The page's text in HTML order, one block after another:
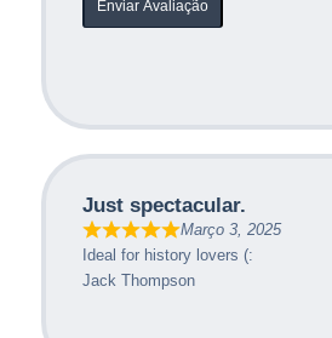
Enviar Avaliação
Just spectacular.
Março 3, 2025
Ideal for history lovers (:
Jack Thompson